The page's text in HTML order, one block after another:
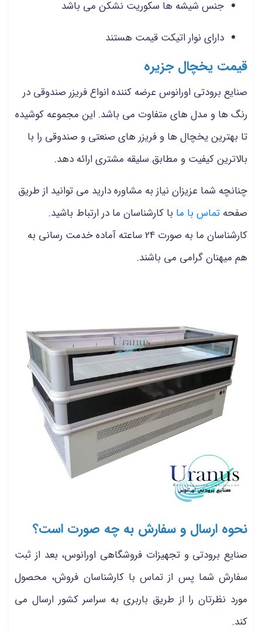
جنس شیشه ها سکوریت نشکن می باشد
دارای نوار اتیکت قیمت هستند
قیمت یخچال جزیره
صنایع برودتی اورانوس عرضه کننده انواع فریزر صندوقی در
رنگ ها و مدل های متفاوت می باشد. این مجموعه کوشیده
تا بهترین یخچال ها و فریزر های صنعتی و صندوقی را با
بالاترین کیفیت و مطابق سلیقه مشتری ارائه دهد.
چنانچه شما عزیزان نیاز به مشاوره دارید می توانید از طریق
صفحه تماس با ما با کارشناسان ما در ارتباط باشید.
کارشناسان ما به صورت 24 ساعته آماده خدمت رسانی به
هم میهنان گرامی می باشند.
نحوه ارسال و سفارش به چه صورت است؟
صنایع برودتی و تجهیزات فروشگاهی اورانوس، بعد از ثبت
سفارش شما پس از تماس با کارشناسان فروش، محصول
مورد نظرتان را از طریق باربری به سراسر کشور ارسال می
کند.